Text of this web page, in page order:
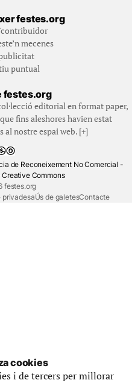
festes.org
contribuidor
mecenes
puntual
festes.org
editorial en format paper,
fins aleshores havien estat
al nostre espai web. [+]
de Reconeixement No Comercial -
Commons
festes.org
privadesaÚs de galetesContacte
cookies
i de tercers per millorar